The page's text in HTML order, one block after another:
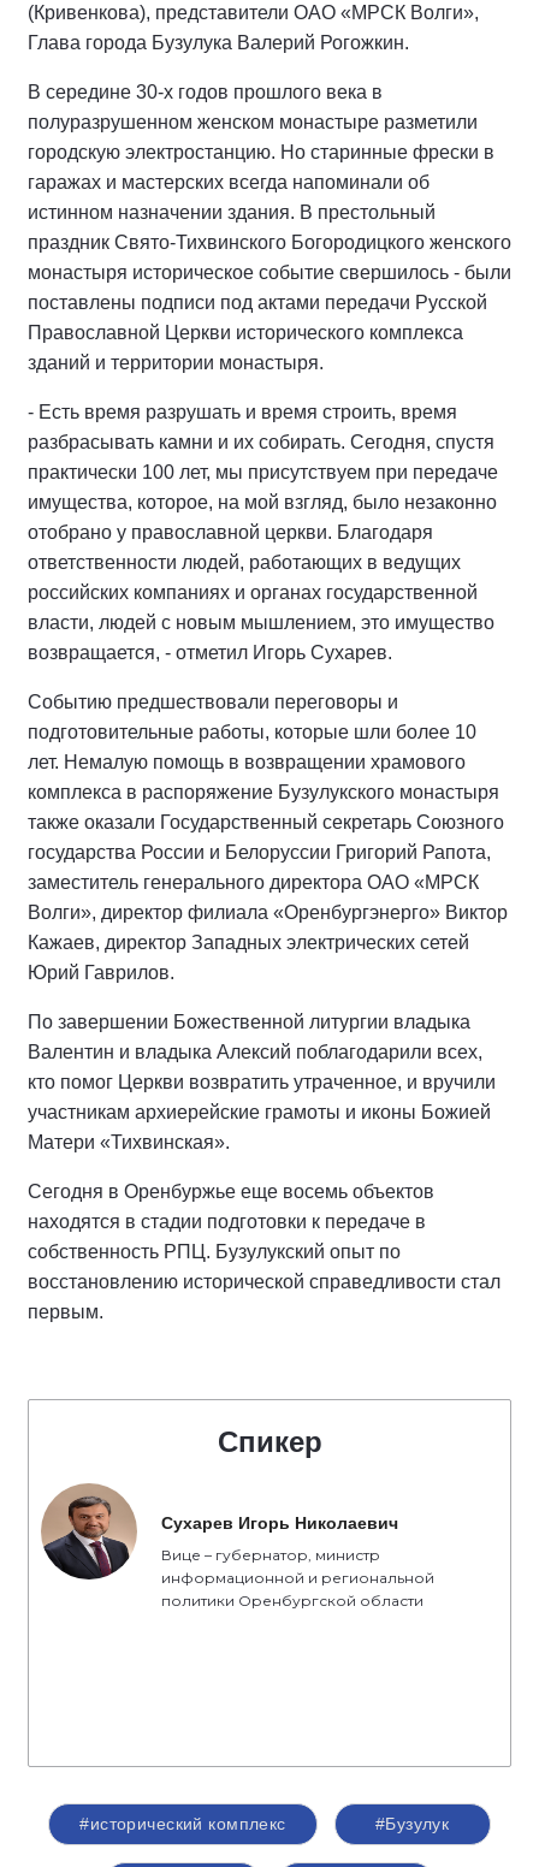
(Кривенкова), представители ОАО «МРСК Волги»,
Глава города Бузулука Валерий Рогожкин.
В середине 30-х годов прошлого века в
полуразрушенном женском монастыре разметили
городскую электростанцию. Но старинные фрески в
гаражах и мастерских всегда напоминали об
истинном назначении здания. В престольный
праздник Свято-Тихвинского Богородицкого женского
монастыря историческое событие свершилось - были
поставлены подписи под актами передачи Русской
Православной Церкви исторического комплекса
зданий и территории монастыря.
- Есть время разрушать и время строить, время
разбрасывать камни и их собирать. Сегодня, спустя
практически 100 лет, мы присутствуем при передаче
имущества, которое, на мой взгляд, было незаконно
отобрано у православной церкви. Благодаря
ответственности людей, работающих в ведущих
российских компаниях и органах государственной
власти, людей с новым мышлением, это имущество
возвращается, - отметил Игорь Сухарев.
Событию предшествовали переговоры и
подготовительные работы, которые шли более 10
лет. Немалую помощь в возвращении храмового
комплекса в распоряжение Бузулукского монастыря
также оказали Государственный секретарь Союзного
государства России и Белоруссии Григорий Рапота,
заместитель генерального директора ОАО «МРСК
Волги», директор филиала «Оренбургэнерго» Виктор
Кажаев, директор Западных электрических сетей
Юрий Гаврилов.
По завершении Божественной литургии владыка
Валентин и владыка Алексий поблагодарили всех,
кто помог Церкви возвратить утраченное, и вручили
участникам архиерейские грамоты и иконы Божией
Матери «Тихвинская».
Сегодня в Оренбуржье еще восемь объектов
находятся в стадии подготовки к передаче в
собственность РПЦ. Бузулукский опыт по
восстановлению исторической справедливости стал
первым.
Спикер
Сухарев Игорь Николаевич
Вице – губернатор, министр
информационной и региональной
политики Оренбургской области
#исторический комплекс #Бузулук